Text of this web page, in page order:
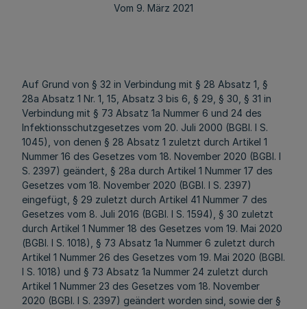
Vom 9. März 2021
Auf Grund von § 32 in Verbindung mit § 28 Absatz 1, §
28a Absatz 1 Nr. 1, 15, Absatz 3 bis 6, § 29, § 30, § 31 in
Verbindung mit § 73 Absatz 1a Nummer 6 und 24 des
Infektionsschutzgesetzes vom 20. Juli 2000 (BGBl. I S.
1045), von denen § 28 Absatz 1 zuletzt durch Artikel 1
Nummer 16 des Gesetzes vom 18. November 2020 (BGBl. I
S. 2397) geändert, § 28a durch Artikel 1 Nummer 17 des
Gesetzes vom 18. November 2020 (BGBl. I S. 2397)
eingefügt, § 29 zuletzt durch Artikel 41 Nummer 7 des
Gesetzes vom 8. Juli 2016 (BGBl. I S. 1594), § 30 zuletzt
durch Artikel 1 Nummer 18 des Gesetzes vom 19. Mai 2020
(BGBl. I S. 1018), § 73 Absatz 1a Nummer 6 zuletzt durch
Artikel 1 Nummer 26 des Gesetzes vom 19. Mai 2020 (BGBl.
I S. 1018) und § 73 Absatz 1a Nummer 24 zuletzt durch
Artikel 1 Nummer 23 des Gesetzes vom 18. November
2020 (BGBl. I S. 2397) geändert worden sind, sowie der §